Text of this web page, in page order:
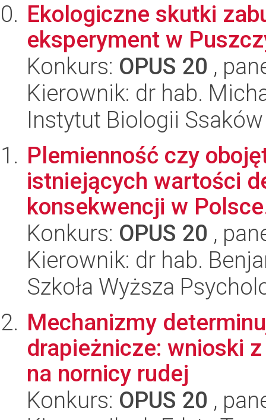
Ekologiczne skutki
eksperyment w
Konkurs: OPUS 20 ,
Kierownik: dr hab.
Instytut Biologii Ssaków
Plemienność czy
istniejących wartości
konsekwencji w
Konkurs: OPUS 20 ,
Kierownik: dr hab.
Szkoła Wyższa
Mechanizmy
drapieżnicze: wnioski
na nornicy rudej
Konkurs: OPUS 20 ,